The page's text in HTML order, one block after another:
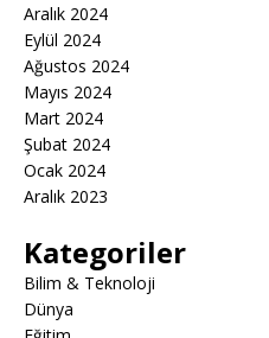
Aralık 2024
Eylül 2024
Ağustos 2024
Mayıs 2024
Mart 2024
Şubat 2024
Ocak 2024
Aralık 2023
Kategoriler
Bilim & Teknoloji
Dünya